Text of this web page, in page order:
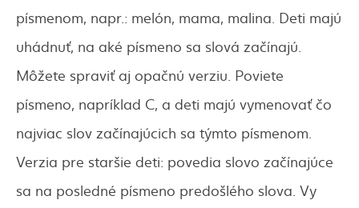
písmenom, napr.: melón, mama, malina. Deti majú
uhádnuť, na aké písmeno sa slová začínajú.
Môžete spraviť aj opačnú verziu. Poviete
písmeno, napríklad C, a deti majú vymenovať čo
najviac slov začínajúcich sa týmto písmenom.
Verzia pre staršie deti: povedia slovo začínajúce
sa na posledné písmeno predošlého slova. Vy